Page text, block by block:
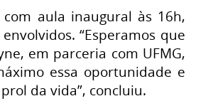
aula inaugural às 16h,
“Esperamos que
em parceria com UFMG,
essa oportunidade e
da vida”, concluiu.